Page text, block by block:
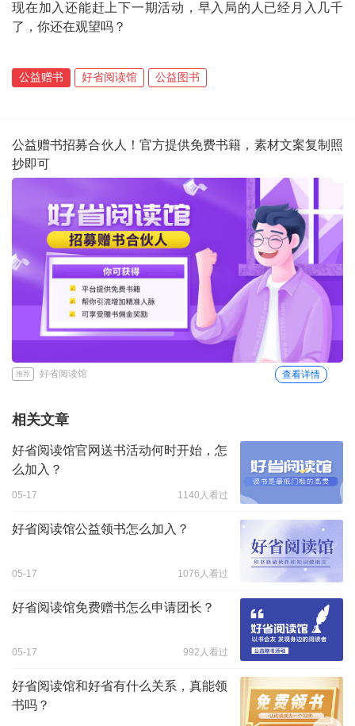
现在加入还能赶上下一期活动，早入局的人已经月入几千
了，你还在观望吗？
公益赠书 好省阅读馆 公益图书
公益赠书招募合伙人！官方提供免费书籍，素材文案复制照
抄即可
推荐 好省阅读馆 查看详情
相关文章
好省阅读馆官网送书活动何时开始，怎
么加入？
05-17 1140人看过
好省阅读馆公益领书怎么加入？
05-17 1076人看过
好省阅读馆免费赠书怎么申请团长？
05-17 992人看过
好省阅读馆和好省有什么关系，真能领
书吗？